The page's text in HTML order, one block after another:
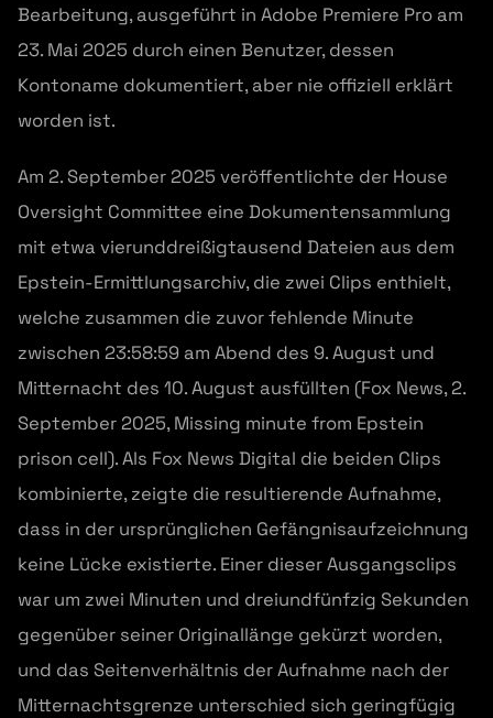
Bearbeitung, ausgeführt in Adobe Premiere Pro am
23. Mai 2025 durch einen Benutzer, dessen
Kontoname dokumentiert, aber nie offiziell erklärt
worden ist.
Am 2. September 2025 veröffentlichte der House
Oversight Committee eine Dokumentensammlung
mit etwa vierunddreißigtausend Dateien aus dem
Epstein-Ermittlungsarchiv, die zwei Clips enthielt,
welche zusammen die zuvor fehlende Minute
zwischen 23:58:59 am Abend des 9. August und
Mitternacht des 10. August ausfüllten (Fox News, 2.
September 2025, Missing minute from Epstein
prison cell). Als Fox News Digital die beiden Clips
kombinierte, zeigte die resultierende Aufnahme,
dass in der ursprünglichen Gefängnisaufzeichnung
keine Lücke existierte. Einer dieser Ausgangsclips
war um zwei Minuten und dreiundfünfzig Sekunden
gegenüber seiner Originallänge gekürzt worden,
und das Seitenverhältnis der Aufnahme nach der
Mitternachtsgrenze unterschied sich geringfügig